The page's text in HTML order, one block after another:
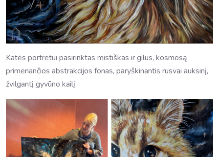
Katės portretui pasirinktas mistiškas ir gilus, kosmosą
primenančios abstrakcijos fonas, paryškinantis rusvai auksinį,
žvilgantį gyvūno kailį.